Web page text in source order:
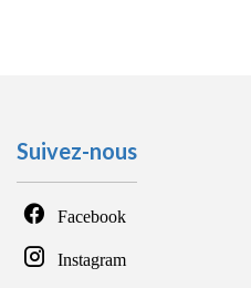
Suivez-nous
Facebook
Instagram